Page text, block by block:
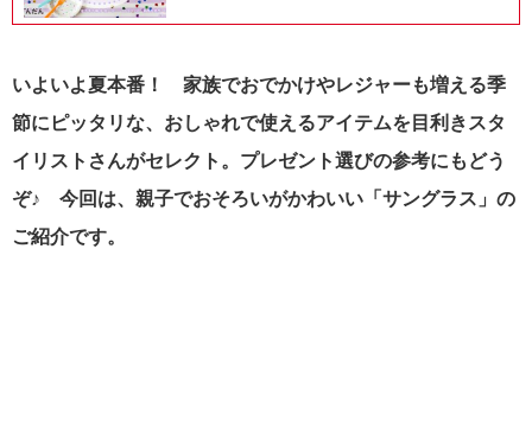
いよいよ夏本番！ 家族でおでかけやレジャーも増える季
節にピッタリな、おしゃれで使えるアイテムを目利きスタ
イリストさんがセレクト。プレゼント選びの参考にもどう
ぞ♪ 今回は、親子でおそろいがかわいい「サングラス」の
ご紹介です。